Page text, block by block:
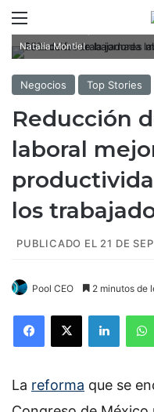
Natalia Montiel
Negocios Top Stories
Reducción
laboral
los
PUBLICADO EL 21 DE
Pool CEO 2 minutos de
La reforma que se